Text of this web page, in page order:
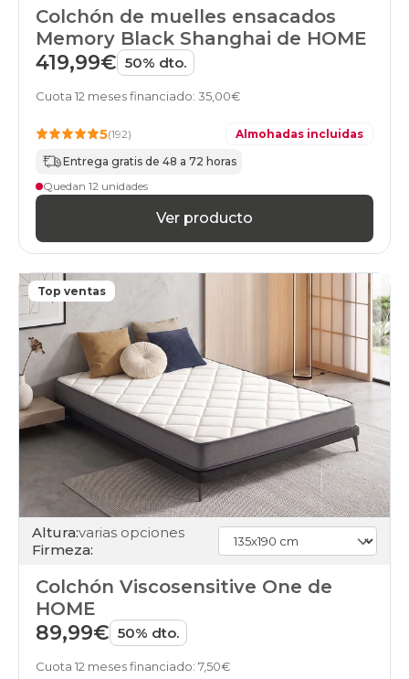
17
colchones
21
colchones
colchones
23
24
colchones
25
colchones
colchones
29
colchones
30
colchones
31
colchones
32
colchones
33
colchones
firmeza-
firme
colchones
firmeza-
firmeza-
Colchón de muelles ensacados
Memory Black Shanghai de HOME
419,99€ 50% dto.
Cuota 12 meses financiado: 35,00€
5(192) Almohadas incluidas
Entrega gratis de 48 a 72 horas
Quedan 12 unidades
Ver producto
Top ventas
Altura:varias opciones
Firmeza:
Colchón Viscosensitive One de
HOME
89,99€ 50% dto.
Cuota 12 meses financiado: 7,50€